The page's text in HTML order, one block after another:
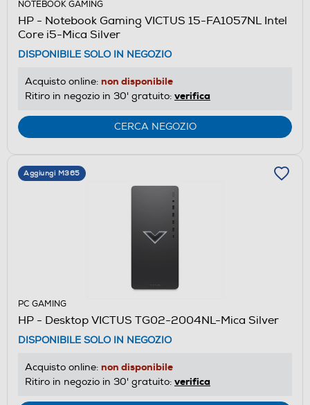
NOTEBOOK GAMING
HP - Notebook Gaming VICTUS 15-FA1057NL Intel
Core i5-Mica Silver
DISPONIBILE SOLO IN NEGOZIO
Acquisto online: non disponibile
Ritiro in negozio in 30' gratuito: verifica
CERCA NEGOZIO
Aggiungi M365
PC GAMING
HP - Desktop VICTUS TG02-2004NL-Mica Silver
DISPONIBILE SOLO IN NEGOZIO
Acquisto online: non disponibile
Ritiro in negozio in 30' gratuito: verifica